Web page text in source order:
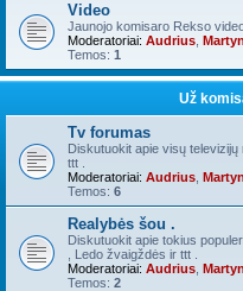
Video
Jaunojo komisaro Rekso
Moderatoriai: Audrius
Temos: 1
Už
Tv forumas
Diskutuokit apie visų
ttt .
Moderatoriai: Audrius
Temos: 6
Realybės šou .
Diskutuokit apie tokius
, Ledo žvaigždės ir ttt .
Moderatoriai: Audrius
Temos: 2